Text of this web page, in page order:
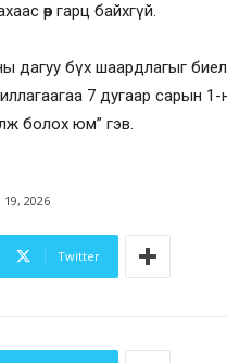
өөр гарц байхгүй.
дагуу бүх шаардлагыг
7 дугаар сарын 1-
болох юм” гэв.
19, 2026
Twitter